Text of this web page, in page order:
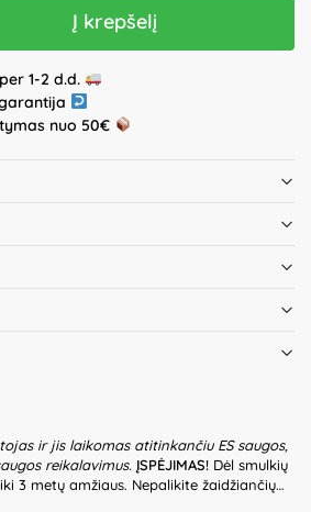
Į krepšelį
1-2 d.d.
nuo 50€
ir jis laikomas atitinkančiu ES saugos,
reikalavimus. ĮSPĖJIMAS! Dėl smulkių
3 metų amžiaus. Nepalikite žaidžiančių
Prieš naudodami žaislą patikrinkite